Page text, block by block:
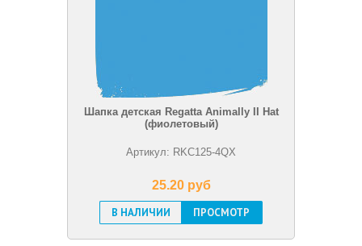
Шапка детская Regatta Animally II Hat
(фиолетовый)
Артикул: RKC125-4QX
25.20 pуб
В НАЛИЧИИ
ПРОСМОТР